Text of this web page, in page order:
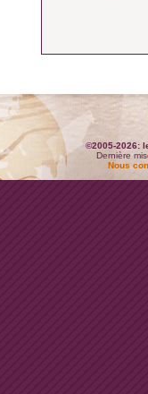
©2005-2026:
Dernière
Nous